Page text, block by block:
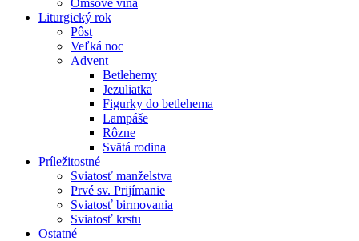
Omšové vína
Liturgický rok
Pôst
Veľká noc
Advent
Betlehemy
Jezuliatka
Figurky do betlehema
Lampáše
Rôzne
Svätá rodina
Príležitostné
Sviatosť manželstva
Prvé sv. Prijímanie
Sviatosť birmovania
Sviatosť krstu
Ostatné